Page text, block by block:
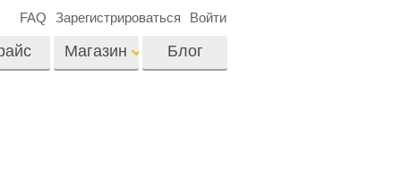
Магазин Блог
FAQ Зарегистрироваться Войти